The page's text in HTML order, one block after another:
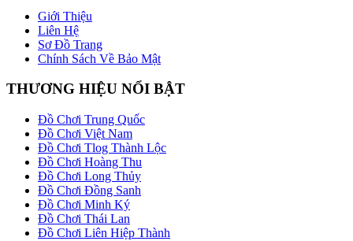
Giới Thiệu
Liên Hệ
Sơ Đồ Trang
Chính Sách Về Bảo Mật
THƯƠNG HIỆU NỔI BẬT
Đồ Chơi Trung Quốc
Đồ Chơi Việt Nam
Đồ Chơi Tlog Thành Lộc
Đồ Chơi Hoàng Thu
Đồ Chơi Long Thủy
Đồ Chơi Đồng Sanh
Đồ Chơi Minh Ký
Đồ Chơi Thái Lan
Đồ Chơi Liên Hiệp Thành